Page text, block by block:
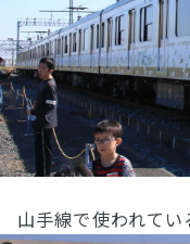
山手線で使われてい